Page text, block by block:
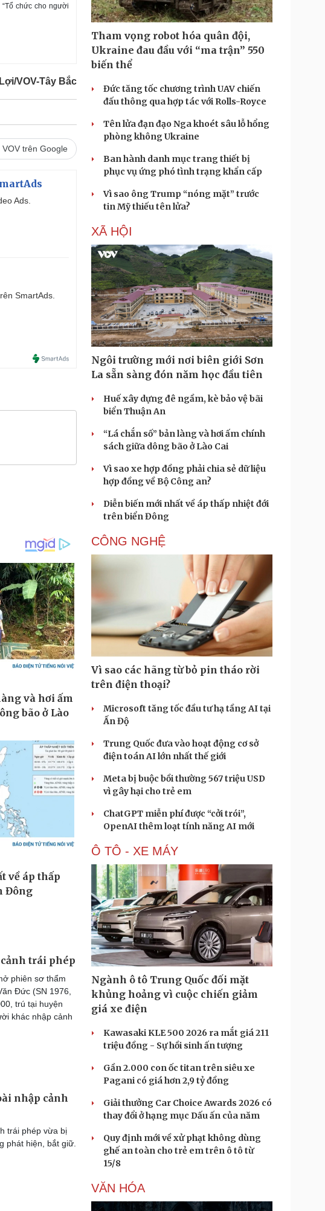
chức cho người
VOV-Tây Bắc
VOV trên Google
Ads.
SmartAds.
trái phép
phiên sơ thẩm
Đức (SN 1976,
trú tại huyện
khác nhập cảnh
nhập cảnh
trái phép vừa bị
phát hiện, bắt giữ.
Tham vọng robot hóa quân đội,
Ukraine đau đầu với “ma trận” 550
biến thể
Đức tăng tốc chương trình UAV chiến
đấu thông qua hợp tác với Rolls-Royce
Tên lửa đạn đạo Nga khoét sâu lỗ hổng
phòng không Ukraine
Ban hành danh mục trang thiết bị
phục vụ ứng phó tình trạng khẩn cấp
Vì sao ông Trump “nóng mặt” trước
tin Mỹ thiếu tên lửa?
XÃ HỘI
Ngôi trường mới nơi biên giới Sơn
La sẵn sàng đón năm học đầu tiên
Huế xây dựng đê ngầm, kè bảo vệ bãi
biển Thuận An
“Lá chắn số” bản làng và hơi ấm chính
sách giữa dông bão ở Lào Cai
Vì sao xe hợp đồng phải chia sẻ dữ liệu
hợp đồng về Bộ Công an?
Diễn biến mới nhất về áp thấp nhiệt đới
trên biển Đông
CÔNG NGHỆ
Vì sao các hãng từ bỏ pin tháo rời
trên điện thoại?
Microsoft tăng tốc đầu tư hạ tầng AI tại
Ấn Độ
Trung Quốc đưa vào hoạt động cơ sở
điện toán AI lớn nhất thế giới
Meta bị buộc bồi thường 567 triệu USD
vì gây hại cho trẻ em
ChatGPT miễn phí được “cởi trói”,
OpenAI thêm loạt tính năng AI mới
Ô TÔ - XE MÁY
Ngành ô tô Trung Quốc đối mặt
khủng hoảng vì cuộc chiến giảm
giá xe điện
Kawasaki KLE 500 2026 ra mắt giá 211
triệu đồng - Sự hồi sinh ấn tượng
Gần 2.000 con ốc titan trên siêu xe
Pagani có giá hơn 2,9 tỷ đồng
Giải thưởng Car Choice Awards 2026 có
thay đổi ở hạng mục Dấu ấn của năm
Quy định mới về xử phạt không dùng
ghế an toàn cho trẻ em trên ô tô từ
15/8
VĂN HÓA